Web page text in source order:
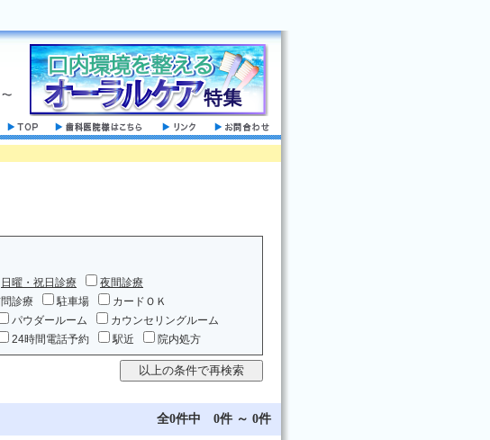
日曜・祝日診療
夜間診療
診療 駐車場
カードＯＫ
パウダールーム
カウンセリングルーム
24時間電話予約 駅近 院内処方
全0件中 0件 ～ 0件